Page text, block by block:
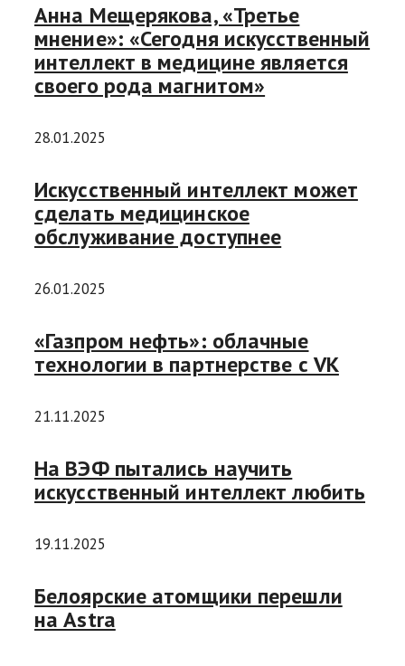
Анна Мещерякова, «Третье
мнение»: «Сегодня искусственный
интеллект в медицине является
своего рода магнитом»
28.01.2025
Искусственный интеллект может
сделать медицинское
обслуживание доступнее
26.01.2025
«Газпром нефть»: облачные
технологии в партнерстве с VK
21.11.2025
На ВЭФ пытались научить
искусственный интеллект любить
19.11.2025
Белоярские атомщики перешли
на Astra